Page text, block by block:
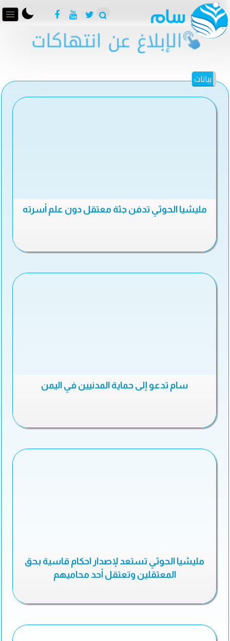
بيانات
مليشيا الحوثي تدفن جثة معتقل دون علم أسرته
سام تدعو إلى حماية المدنيين في اليمن
مليشيا الحوثي تستعد لإصدار احكام قاسية بحق
المعتقلين وتعتقل أحد محاميهم